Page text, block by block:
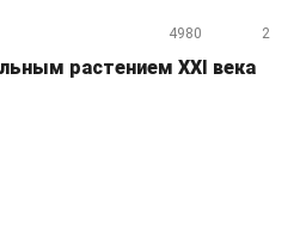
2
4980
растением XXI века